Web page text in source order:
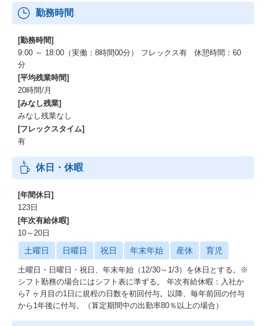
勤務時間
[勤務時間]
9:00 ～ 18:00（実働：8時間00分） フレックス有 休憩時間：60
分
[平均残業時間]
20時間/月
[みなし残業]
みなし残業なし
[フレックスタイム]
有
休日・休暇
[年間休日]
123日
[年次有給休暇]
10～20日
土曜日 日曜日 祝日 年末年始 産休 育児
土曜日・日曜日・祝日、年末年始（12/30～1/3）を休日とする。※
シフト勤務の場合にはシフト表に準ずる。 年次有給休暇：入社か
ら7 ヶ月目の1日に規程の日数を初回付与。以降、毎年前回の付与
から1年後に付与。（算定期間中の出勤率80％以上の場合）